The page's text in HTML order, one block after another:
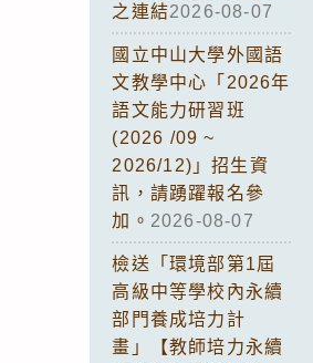
之連結2026-08-07
國立中山大學外國語
文教學中心「2026年
語文能力研習班
(2026 /09 ~
2026/12)」招生資
訊，請踴躍報名參
加。 2026-08-07
檢送「環境部第1屆
高級中等學校內永續
部門養成培力計
畫」【教師培力永續